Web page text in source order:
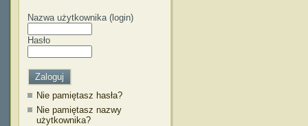
Nazwa użytkownika (login)
Hasło
Nie pamiętasz hasła?
Nie pamiętasz nazwy
użytkownika?